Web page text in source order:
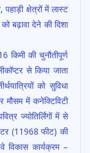
क्षेत्रों में लास्ट
बढ़ावा देने की दिशा
किमी की चुनौतीपूर्ण
से किया जाता
को सुविधा
मौसम में कनेक्टिविटी
ज्योतिर्लिंगों में से
(11968 फीट) की
विकास कार्यक्रम –